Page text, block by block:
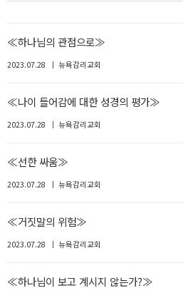
≪하나님의 관점으로≫
2023.07.28 뉴욕감리교회
≪나이 들어감에 대한 성경의 평가≫
2023.07.28 뉴욕감리교회
≪선한 싸움≫
2023.07.28 뉴욕감리교회
≪거짓말의 위험≫
2023.07.28 뉴욕감리교회
≪하나님이 보고 계시지 않는가?≫